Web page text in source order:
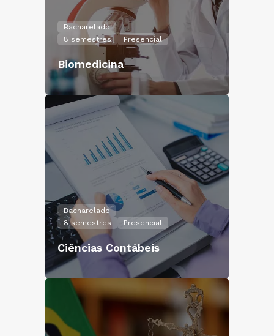
Bacharelado
8 semestres
Presencial
Biomedicina
Bacharelado
8 semestres
Presencial
Ciências Contábeis